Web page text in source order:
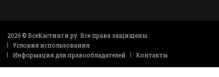
2026 © ВсеКастинги.ру. Все права защищены
Условия использования
Информация для правообладателей
Контакты